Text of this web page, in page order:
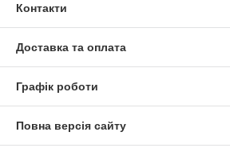
Контакти
Доставка та оплата
Графік роботи
Повна версія сайту